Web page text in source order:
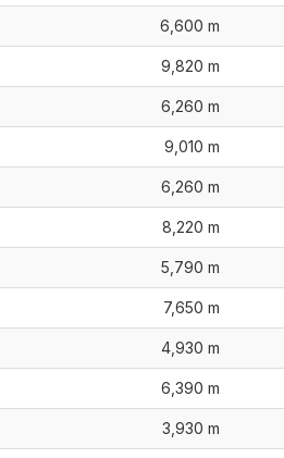
6,600 m
9,820 m
6,260 m
9,010 m
6,260 m
8,220 m
5,790 m
7,650 m
4,930 m
6,390 m
3,930 m